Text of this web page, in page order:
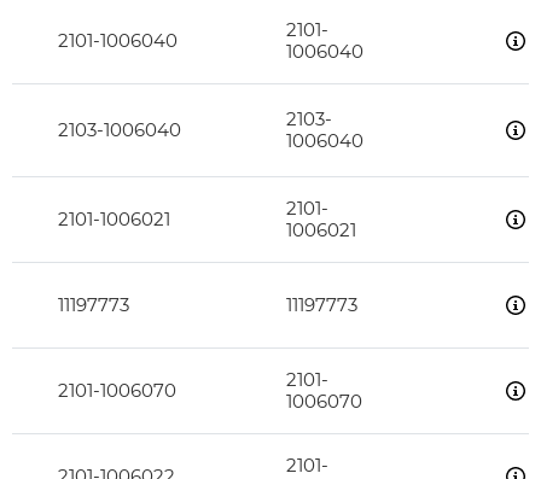
2101-1006040
2101-
1006040
2103-1006040
2103-
1006040
2101-1006021
2101-
1006021
11197773 11197773
2101-1006070
2101-
1006070
2101-